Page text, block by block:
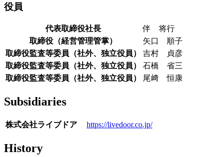
役員
代表取締役社長
伴 将行
取締役（経営管理管掌）
矢口 順子
取締役監査等委員（社外、独立役員）
吉村 貞彦
取締役監査等委員（社外、独立役員）
石橋 省三
取締役監査等委員（社外、独立役員）
尾﨑 恒康
Subsidiaries
株式会社ライブドア https://livedoor.co.jp/
History